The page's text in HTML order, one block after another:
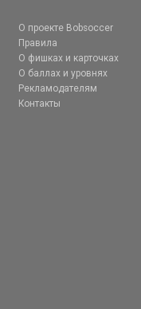
О проекте Bobsoccer
Правила
О фишках и карточках
О баллах и уровнях
Рекламодателям
Контакты